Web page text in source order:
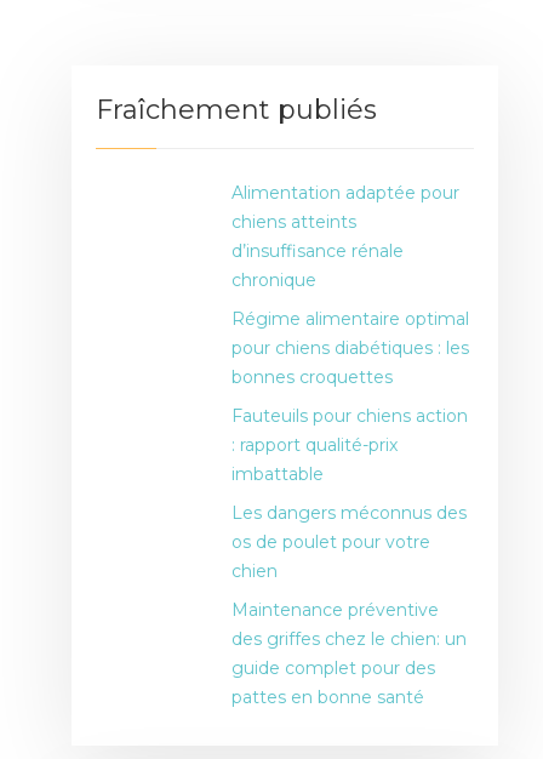
Fraîchement publiés
Alimentation adaptée pour
chiens atteints
d’insuffisance rénale
chronique
Régime alimentaire optimal
pour chiens diabétiques : les
bonnes croquettes
Fauteuils pour chiens action
: rapport qualité-prix
imbattable
Les dangers méconnus des
os de poulet pour votre
chien
Maintenance préventive
des griffes chez le chien: un
guide complet pour des
pattes en bonne santé